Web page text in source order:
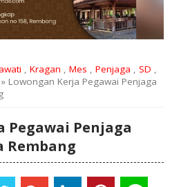
, Kragan , Mes , Penjaga , SD ,
» Lowongan Kerja Pegawai Penjaga
Pegawai Penjaga
Rembang